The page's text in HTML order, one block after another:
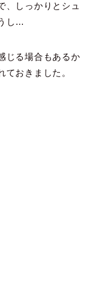
、しっかりとシュ
し…
じる場合もあるか
おきました。